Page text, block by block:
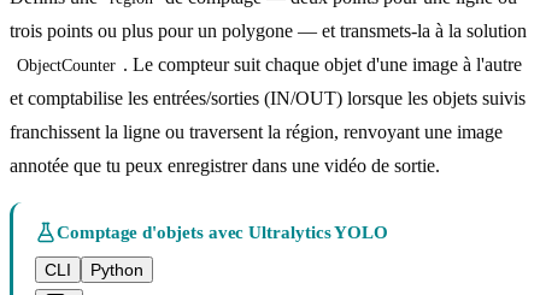
trois points ou plus pour un polygone — et transmets-la à la solution
ObjectCounter . Le compteur suit chaque objet d'une image à l'autre
et comptabilise les entrées/sorties (IN/OUT) lorsque les objets suivis
franchissent la ligne ou traversent la région, renvoyant une image
annotée que tu peux enregistrer dans une vidéo de sortie.
Comptage d'objets avec Ultralytics YOLO
CLI
Python